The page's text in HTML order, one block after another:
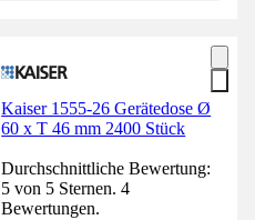
Kaiser 1555-26 Gerätedose Ø
60 x T 46 mm 2400 Stück
Durchschnittliche Bewertung:
5 von 5 Sternen. 4
Bewertungen.